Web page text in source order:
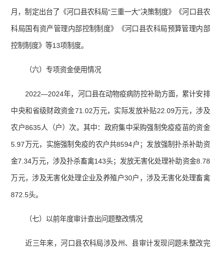
月，制定出台了《河口县农科局“三重一大”决策制度》《河口县农
科局国有资产管理内部控制制度》《河口县农科局预算管理内部
控制制度》等13项制度。
（六）专项资金使用情况
2022—2024年，河口县在动物疫病防控补助方面，累计安排
中央和省级财政资金71.02万元，实际发放补贴22.09万元，涉及
农户8635人（户）次。其中：政府集中采购强制免疫疫苗的资金
5.97万元，实施强制免疫的农户共8594户；发放强制扑杀补助资
金7.34万元，涉及扑杀畜禽143头；发放无害化处理补助资金8.78
万元，涉及无害化处理企业及养殖户30户，涉及无害化处理畜禽
872.5头。
（七）以前年度审计查出问题整改情况
近三年来，河口县农科局涉及州、县审计发现问题未整改完